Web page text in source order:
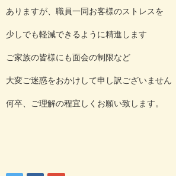
ありますが、職員一同お客様のストレスを
少しでも軽減できるように精進します
ご家族の皆様にも面会の制限など
大変ご迷惑をおかけして申し訳ございません
何卒、ご理解の程宜しくお願い致します。